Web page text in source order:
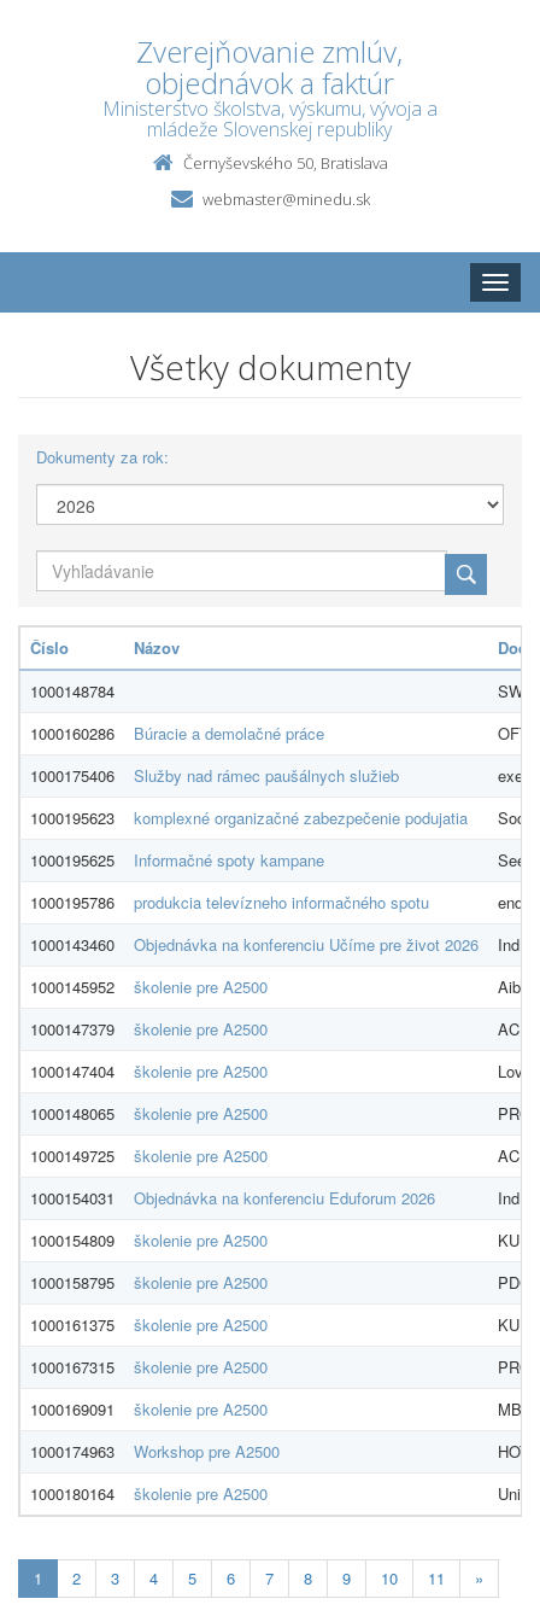
Zverejňovanie zmlúv,
objednávok a faktúr
Ministerstvo školstva, výskumu, vývoja a
mládeže Slovenskej republiky
Černyševského 50, Bratislava
webmaster@minedu.sk
Toggle
Všetky dokumenty
Dokumenty za rok:
Číslo Názov
1000148784
1000160286
Búracie a demolačné práce
1000175406
Služby nad rámec paušálnych služieb
exe,
1000195623
komplexné organizačné zabezpečenie podujatia
1000195625
Informačné spoty kampane
See
1000195786
produkcia televízneho informačného spotu
1000143460
Objednávka na konferenciu Učíme pre život 2026
1000145952
školenie pre A2500
1000147379
školenie pre A2500
1000147404
školenie pre A2500
1000148065
školenie pre A2500
1000149725
školenie pre A2500
1000154031
Objednávka na konferenciu Eduforum 2026
1000154809
školenie pre A2500
KU
1000158795
školenie pre A2500
1000161375
školenie pre A2500
KU
1000167315
školenie pre A2500
1000169091
školenie pre A2500
MB
1000174963
Workshop pre A2500
1000180164
školenie pre A2500
1 Aktualna-
stranka
2 3 4 5 6 7 8 9 10 11 »